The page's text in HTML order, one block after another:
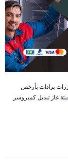
برادات بأرخص
غاز تبديل كمبروسر